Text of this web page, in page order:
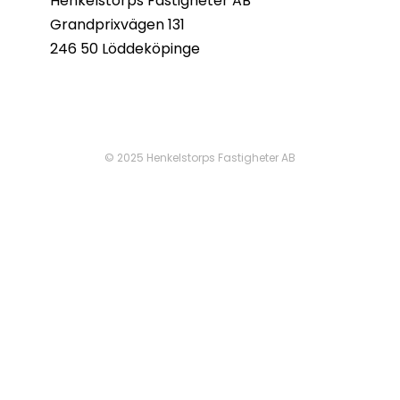
Grandprixvägen 131
246 50 Löddeköpinge
© 2025 Henkelstorps Fastigheter AB